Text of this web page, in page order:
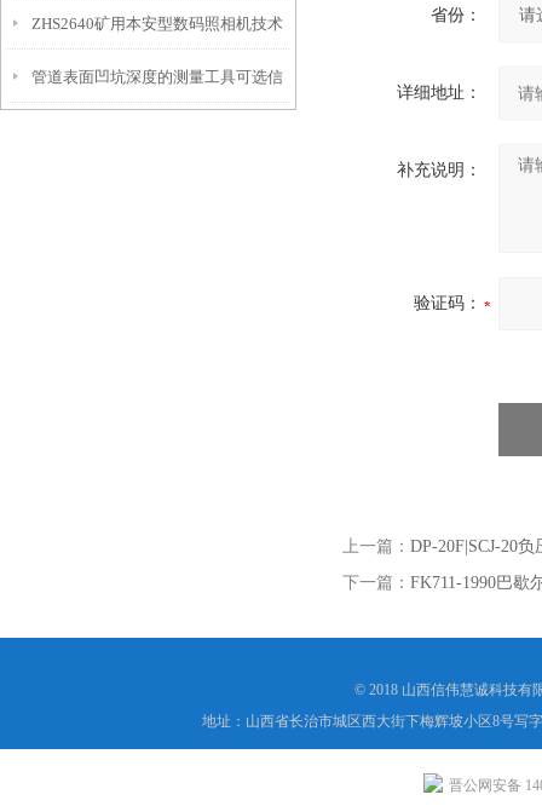
ZHS2640矿用本安型数码照相机技术
参数！
管道表面凹坑深度的测量工具可选信
省份：
详细地址：
补充说明：
验证码：
上一篇： DP-20F|SCJ-20
下一篇： FK711-1990巴歇
© 2018 山西信伟慧诚科技有
地址：山西省长治市城区西大街下梅辉坡小区8号写
晋公网安备